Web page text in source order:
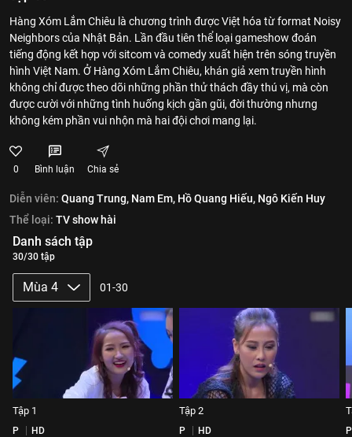
Hàng Xóm Lắm Chiêu là chương trình được Việt hóa từ format Noisy
Neighbors của Nhật Bản. Lần đầu tiên thể loại gameshow đoán
tiếng động kết hợp với sitcom và comedy xuất hiện trên sóng truyền
hình Việt Nam. Ở Hàng Xóm Lắm Chiêu, khán giả xem truyền hình
không chỉ được theo dõi những phần thử thách đầy thú vị, mà còn
được cười với những tình huống kịch gần gũi, đời thường nhưng
không kém phần vui nhộn mà hai đội chơi mang lại.
0 Bình luận Chia sẻ
Diễn viên: Quang Trung, Nam Em, Hồ Quang Hiếu, Ngô Kiến Huy
Thể loại: TV show hài
Danh sách tập
30/30 tập
Mùa 4 01-30
Tập 1
P HD
Tập 2
P HD P